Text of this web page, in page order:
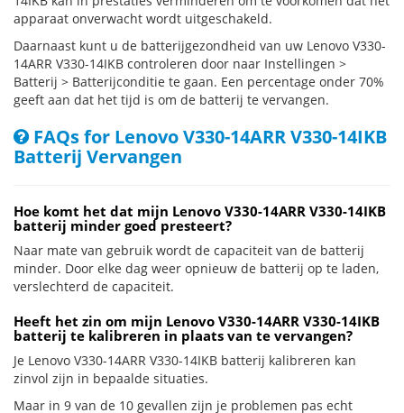
apparaat onverwacht wordt uitgeschakeld.
Daarnaast kunt u de batterijgezondheid van uw Lenovo V330-
14ARR V330-14IKB controleren door naar Instellingen >
Batterij > Batterijconditie te gaan. Een percentage onder 70%
geeft aan dat het tijd is om de batterij te vervangen.
FAQs for Lenovo V330-14ARR V330-14IKB
Batterij Vervangen
Hoe komt het dat mijn Lenovo V330-14ARR V330-14IKB
batterij minder goed presteert?
Naar mate van gebruik wordt de capaciteit van de batterij
minder. Door elke dag weer opnieuw de batterij op te laden,
verslechterd de capaciteit.
Heeft het zin om mijn Lenovo V330-14ARR V330-14IKB
batterij te kalibreren in plaats van te vervangen?
Je Lenovo V330-14ARR V330-14IKB batterij kalibreren kan
zinvol zijn in bepaalde situaties.
Maar in 9 van de 10 gevallen zijn je problemen pas echt